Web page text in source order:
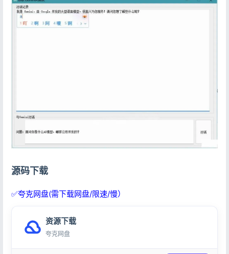
源码下载
✅夸克网盘(需下载网盘/限速/慢）
资源下载
夸克网盘